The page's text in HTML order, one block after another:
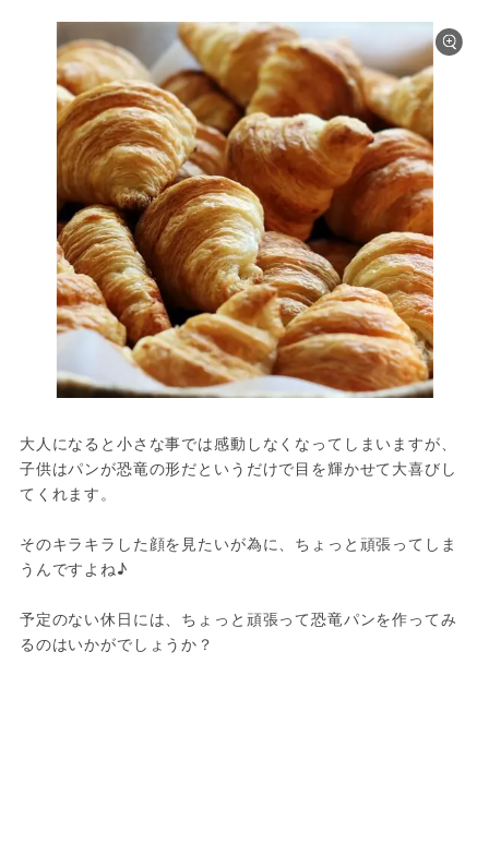
大人になると小さな事では感動しなくなってしまいますが、
子供はパンが恐竜の形だというだけで目を輝かせて大喜びし
てくれます。
そのキラキラした顔を見たいが為に、ちょっと頑張ってしま
うんですよね♪
予定のない休日には、ちょっと頑張って恐竜パンを作ってみ
るのはいかがでしょうか？